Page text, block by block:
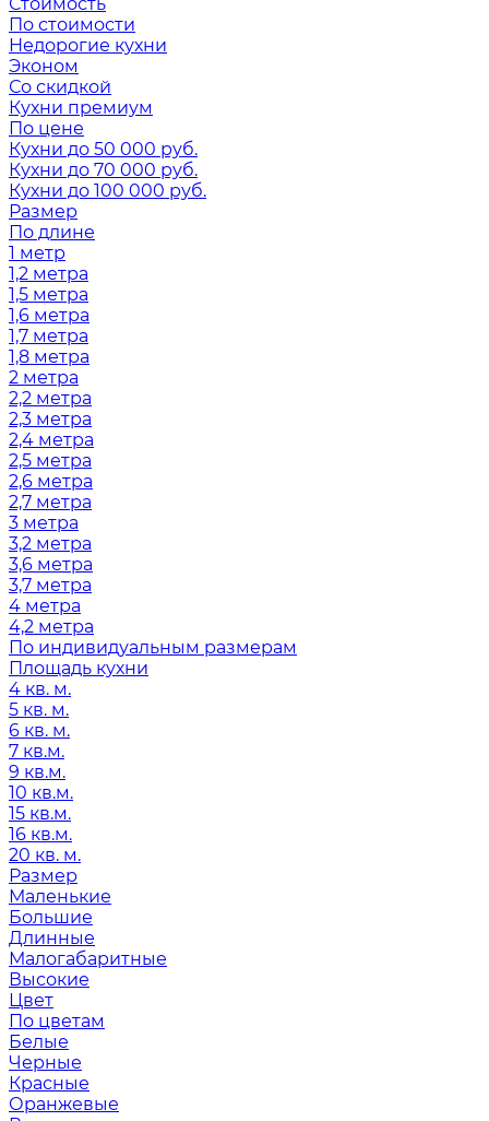
По стоимости
Недорогие кухни
Эконом
Со скидкой
Кухни премиум
По цене
Кухни до 50 000 руб.
Кухни до 70 000 руб.
Кухни до 100 000 руб.
Размер
По длине
1 метр
1,2 метра
1,5 метра
1,6 метра
1,7 метра
1,8 метра
2 метра
2,2 метра
2,3 метра
2,4 метра
2,5 метра
2,6 метра
2,7 метра
3 метра
3,2 метра
3,6 метра
3,7 метра
4 метра
4,2 метра
По индивидуальным размерам
Площадь кухни
4 кв. м.
5 кв. м.
6 кв. м.
7 кв.м.
9 кв.м.
10 кв.м.
15 кв.м.
16 кв.м.
20 кв. м.
Размер
Маленькие
Большие
Длинные
Малогабаритные
Высокие
Цвет
По цветам
Белые
Черные
Красные
Оранжевые